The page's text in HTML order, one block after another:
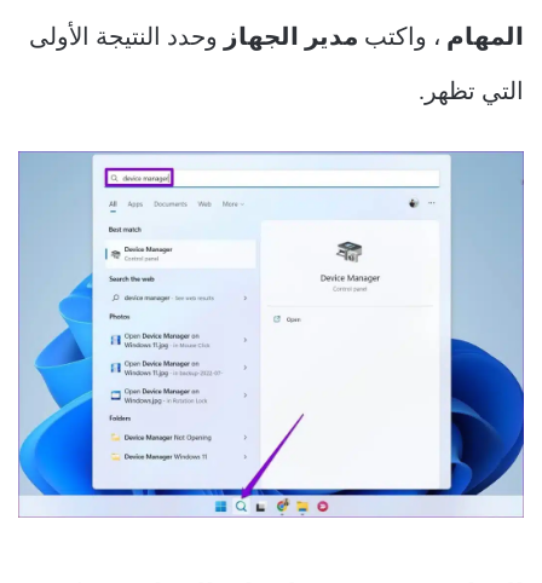
المهام ، واكتب مدير الجهاز وحدد النتيجة الأولى
التي تظهر.